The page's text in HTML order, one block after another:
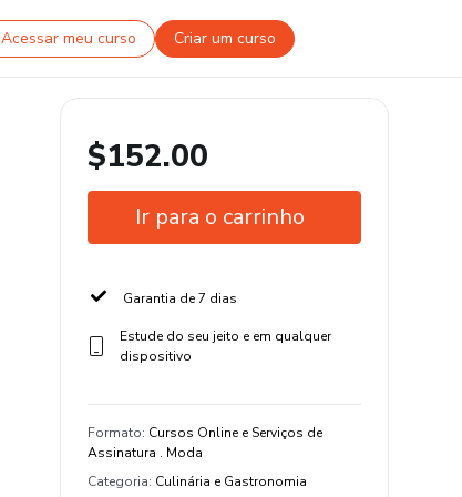
Acessar meu curso Criar um curso
$152.00
Ir para o carrinho
Garantia de 7 dias
Estude do seu jeito e em qualquer
dispositivo
Formato: Cursos Online e Serviços de
Assinatura . Moda
Categoria: Culinária e Gastronomia